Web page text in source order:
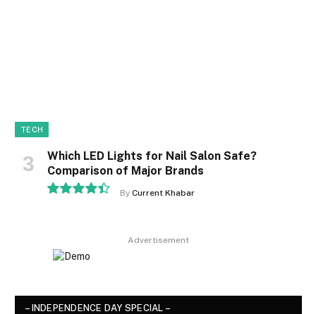
TECH
Which LED Lights for Nail Salon Safe?
Comparison of Major Brands
By Current Khabar
Advertisement
– INDEPENDENCE DAY SPECIAL –